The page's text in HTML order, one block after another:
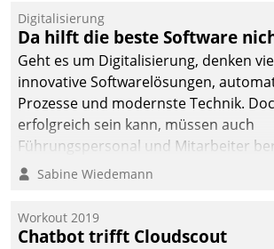
Jahresbeginn eine
Überblick, Einsicht und
Eingriff bietende Lösung.
Zur Entwicklung setzte
man auf
Cloudtechnologie,
bewährte und Startup-
agile Projektmethoden.
Digitalisierung
Da hilft die beste Software
Geht es um Digitalisierung, denken
innovative Softwarelösungen,
Prozesse und modernste Technik.
erfolgreich sein kann, müssen auch
Führungspersonal und Mitarbeiter
verändern und anzupassen, sonst
Sabine Wiedemann
Workout 2019
Chatbot trifft Cloudscout